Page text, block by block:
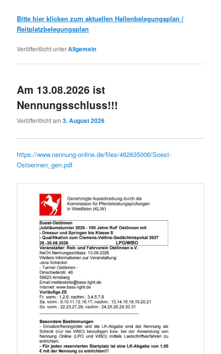
Bitte hier klicken zum aktuellen Hallenbelegungsplan /
Reitplatzbelegungsplan
Veröffentlicht unterAllgemein
Am 13.08.2026 ist
Nennungsschluss!!!
Veröffentlicht am3. August 2026
https://www.nennung-online.de/files/462635006/Soest-
Ostoennen_gen.pdf